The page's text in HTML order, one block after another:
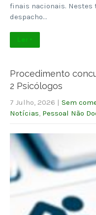
finais nacionais. Nestes
despacho…
Ler +
Procedimento
2 Psicólogos
7 Julho, 2026 | Sem
Notícias Pessoal Não